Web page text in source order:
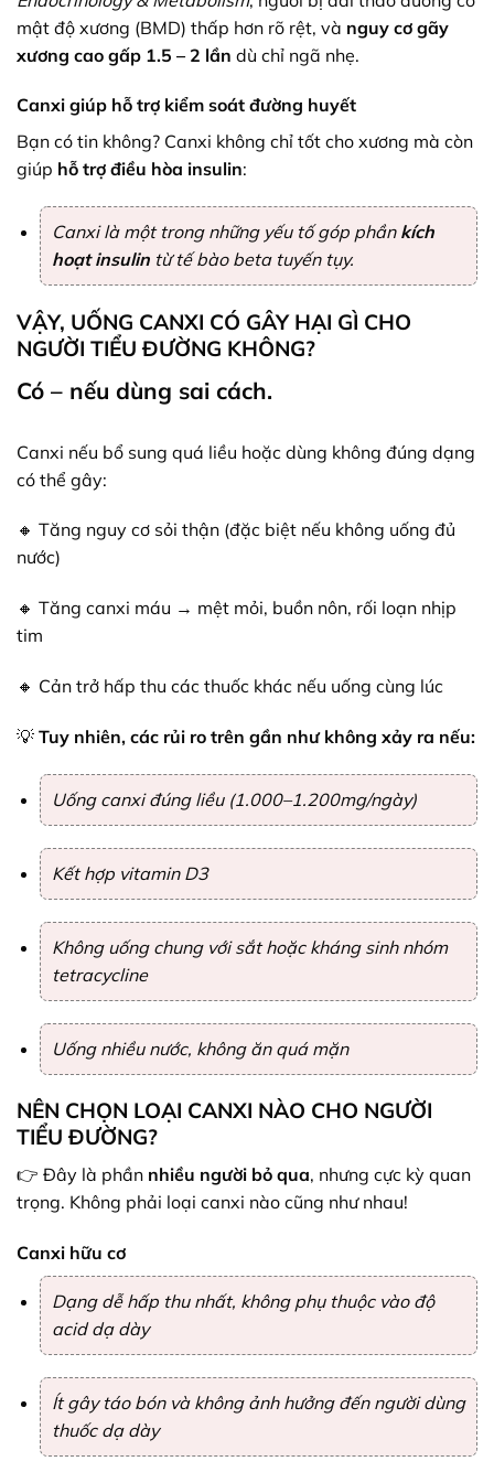
mật độ xương (BMD) thấp hơn rõ rệt, và nguy cơ gãy
xương cao gấp 1.5 – 2 lần dù chỉ ngã nhẹ.
Canxi giúp hỗ trợ kiểm soát đường huyết
Bạn có tin không? Canxi không chỉ tốt cho xương mà còn
giúp hỗ trợ điều hòa insulin:
Canxi là một trong những yếu tố góp phần kích
hoạt insulintừ tế bào beta tuyến tụy.
VẬY, UỐNG CANXI CÓ GÂY HẠI GÌ CHO
NGƯỜI TIỂU ĐƯỜNG KHÔNG?
Có – nếu dùng sai cách.
Canxi nếu bổ sung quá liều hoặc dùng không đúng dạng
có thể gây:
🔸 Tăng nguy cơ sỏi thận (đặc biệt nếu không uống đủ
nước)
🔸 Tăng canxi máu → mệt mỏi, buồn nôn, rối loạn nhịp
tim
🔸 Cản trở hấp thu các thuốc khác nếu uống cùng lúc
💡 Tuy nhiên, các rủi ro trên gần như không xảy ra nếu:
Uống canxi đúng liều (1.000–1.200mg/ngày)
Kết hợp vitamin D3
Không uống chung với sắt hoặc kháng sinh nhóm
tetracycline
Uống nhiều nước, không ăn quá mặn
NÊN CHỌN LOẠI CANXI NÀO CHO NGƯỜI
TIỂU ĐƯỜNG?
👉 Đây là phần nhiều người bỏ qua, nhưng cực kỳ quan
trọng. Không phải loại canxi nào cũng như nhau!
Canxi hữu cơ
Dạng dễ hấp thu nhất, không phụ thuộc vào độ
acid dạ dày
Ít gây táo bón và không ảnh hưởng đến người dùng
thuốc dạ dày